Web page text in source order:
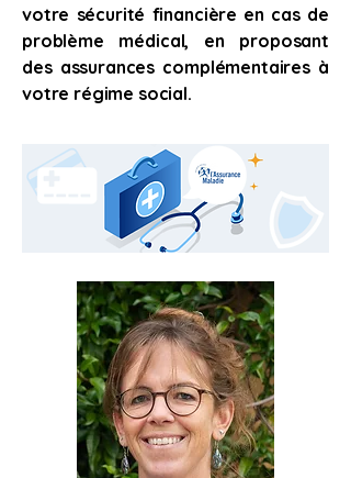
votre sécurité financière en cas de
problème médical, en proposant
des assurances complémentaires à
votre régime social.